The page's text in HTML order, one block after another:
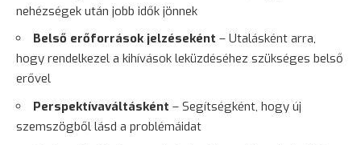
nehézségek után jobb idők jönnek
Belső erőforrások jelzéseként – Utalásként arra,
hogy rendelkezel a kihívások leküzdéséhez szükséges belső
erővel
Perspektívaváltásként – Segítségként, hogy új
szemszögből lásd a problémáidat